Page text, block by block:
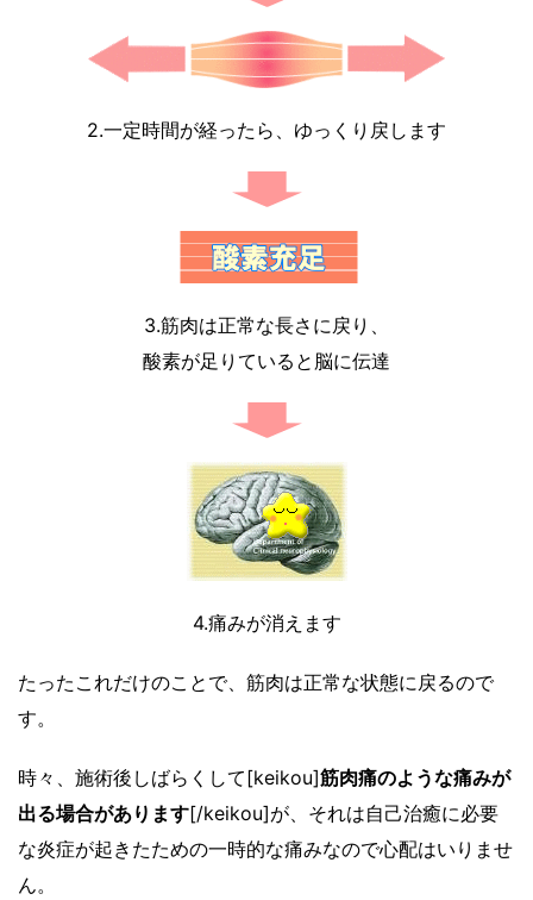
2.一定時間が経ったら、ゆっくり戻します
3.筋肉は正常な長さに戻り、
酸素が足りていると脳に伝達
4.痛みが消えます
たったこれだけのことで、筋肉は正常な状態に戻るので
す。
時々、施術後しばらくして[keikou]筋肉痛のような痛みが
出る場合があります[/keikou]が、それは自己治癒に必要
な炎症が起きたための一時的な痛みなので心配はいりませ
ん。